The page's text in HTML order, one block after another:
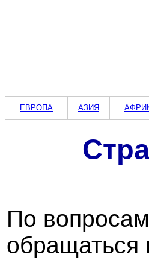
ЕВРОПА АЗИЯ
По
обращаться